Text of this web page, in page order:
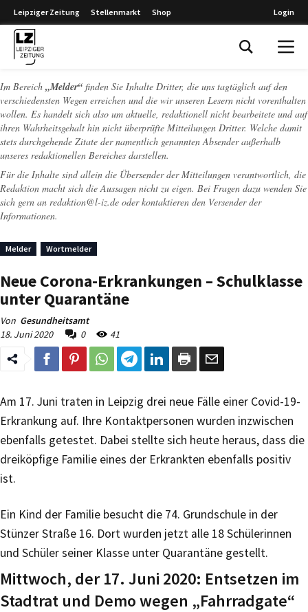
Leipziger Zeitung Stellenmarkt Shop Login
Im Bereich „Melder“ finden Sie Inhalte Dritter, die uns tagtäglich auf den
verschiedensten Wegen erreichen und die wir unseren Lesern nicht vorenthalten
wollen. Es handelt sich also um aktuelle, redaktionell nicht bearbeitete und auf
ihren Wahrheitsgehalt hin nicht überprüfte Mitteilungen Dritter. Welche damit
stets durchgehende Zitate der namentlich genannten Absender außerhalb
unseres redaktionellen Bereiches darstellen.
Für die Inhalte sind allein die Übersender der Mitteilungen verantwortlich, die
Redaktion macht sich die Aussagen nicht zu eigen. Bei Fragen dazu wenden Sie
sich gern an redaktion@l-iz.de oder kontaktieren den Versender der
Informationen.
Melder Wortmelder
Neue Corona-Erkrankungen – Schulklasse
unter Quarantäne
Von Gesundheitsamt
18. Juni 2020
0 41
Am 17. Juni traten in Leipzig drei neue Fälle einer Covid-19-
Erkrankung auf. Ihre Kontaktpersonen wurden inzwischen
ebenfalls getestet. Dabei stellte sich heute heraus, dass die
dreiköpfige Familie eines der Erkrankten ebenfalls positiv
ist.
Ein Kind der Familie besucht die 74. Grundschule in der
Stünzer Straße 16. Dort wurden jetzt alle 18 Schülerinnen
und Schüler seiner Klasse unter Quarantäne gestellt.
Mittwoch, der 17. Juni 2020: Entsetzen im
Stadtrat und Demo wegen „Fahrradgate“